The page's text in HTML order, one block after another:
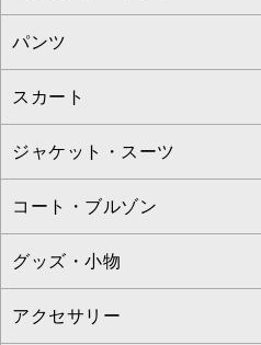
カットソー・Tシャツ
ブラウス・シャツ
ニット・セーター
カーディガン
アンサンブルセット
ベスト・ジレ
すべてのワンピース・ドレス
ワンピース
ドレス
チュニック
ジャンパースカート
その他のワンピース・ドレス
パンツ
すべてのパンツ
フルレングスパンツ
クロップド・半端丈パンツ
ガウチョ・ワイドパンツ
ハーフ・ショート丈パンツ
スカート
すべてのスカート
ロング・マキシ丈スカート
ひざ丈スカート
ミモレ丈スカート
ジャケット・スーツ
すべてのジャケット・スーツ
テーラードジャケット
ノーカラージャケット
コート・ブルゾン
すべてのコート・ブルゾン
トレンチコート
グッズ・小物
すべてのグッズ・小物
アクセサリー